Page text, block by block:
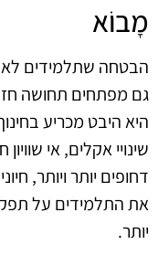
מָבוֹא
הבטחה שתלמידים לא
גם מפתחים תחושה
היא היבט מכריע
שינויי אקלים, אי
דחופים יותר ויותר,
את התלמידים על
יותר.